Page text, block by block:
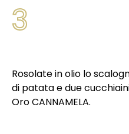
3
Rosolate in olio lo
di patata e due
Oro CANNAMELA.